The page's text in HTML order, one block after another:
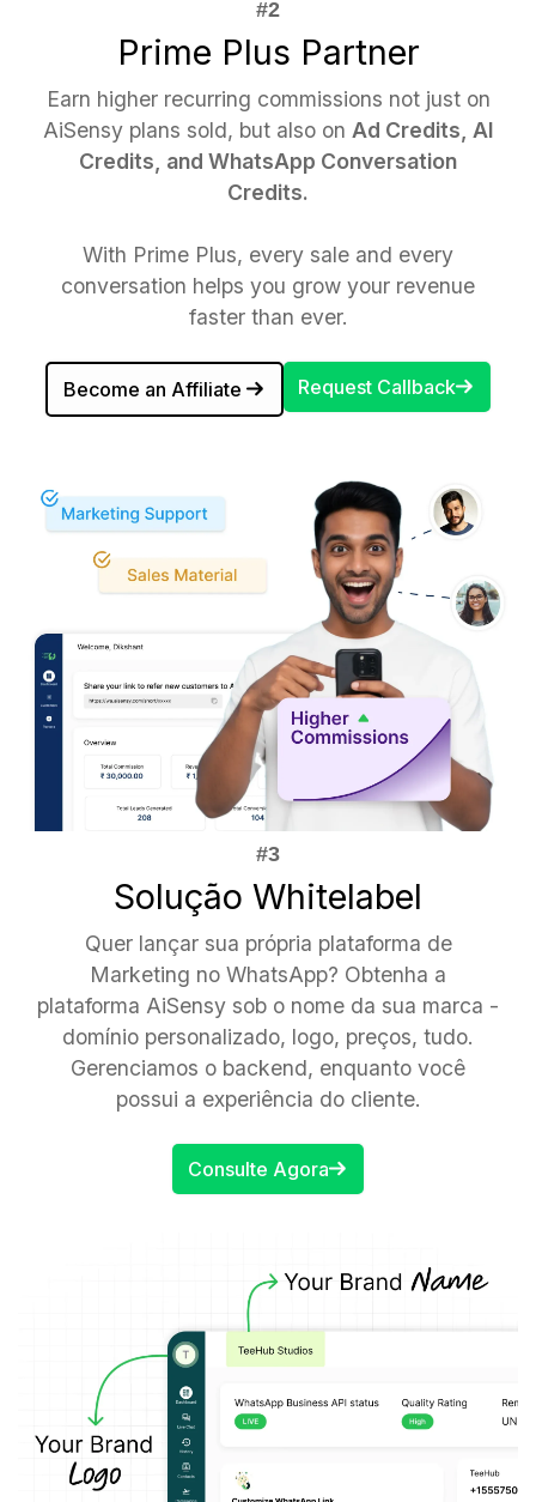
Prime Plus Partner
Earn higher recurring commissions not just on
AiSensy plans sold, but also on Ad Credits, AI
Credits, and WhatsApp Conversation
Credits.
With Prime Plus, every sale and every
conversation helps you grow your revenue
faster than ever.
Become an Affiliate Request Callback
Solução Whitelabel
Quer lançar sua própria plataforma de
Marketing no WhatsApp? Obtenha a
plataforma AiSensy sob o nome da sua marca -
domínio personalizado, logo, preços, tudo.
Gerenciamos o backend, enquanto você
possui a experiência do cliente.
Consulte Agora